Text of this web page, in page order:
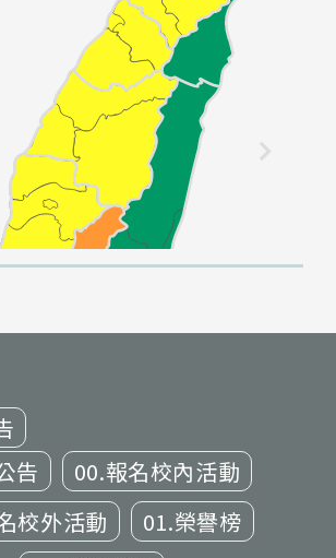
告
00.報名校內活動
校外活動
01.榮譽榜